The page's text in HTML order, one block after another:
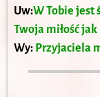
Uw:W Tobie jest
Twoja miłość
Wy: Przyjaciela